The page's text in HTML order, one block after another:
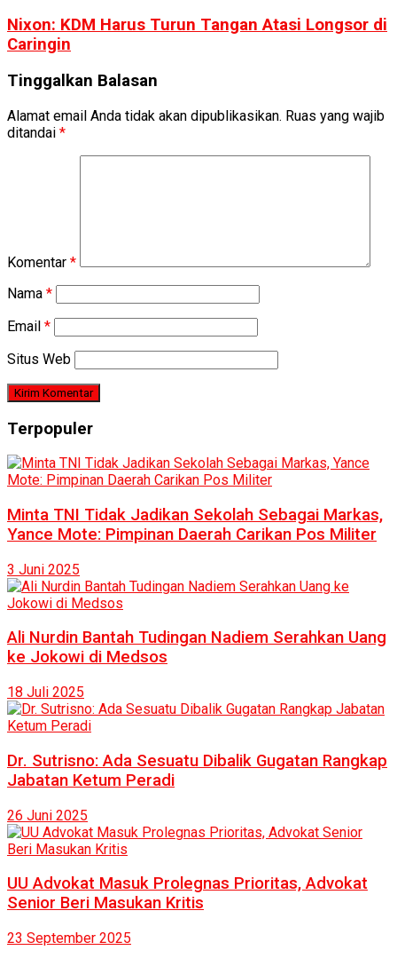
Nixon: KDM Harus Turun Tangan Atasi Longsor di
Caringin
Tinggalkan Balasan
Alamat email Anda tidak akan dipublikasikan. Ruas yang wajib
ditandai *
Komentar *
Nama *
Email *
Situs Web
Terpopuler
Minta TNI Tidak Jadikan Sekolah Sebagai Markas,
Yance Mote: Pimpinan Daerah Carikan Pos Militer
3 Juni 2025
Ali Nurdin Bantah Tudingan Nadiem Serahkan Uang
ke Jokowi di Medsos
18 Juli 2025
Dr. Sutrisno: Ada Sesuatu Dibalik Gugatan Rangkap
Jabatan Ketum Peradi
26 Juni 2025
UU Advokat Masuk Prolegnas Prioritas, Advokat
Senior Beri Masukan Kritis
23 September 2025